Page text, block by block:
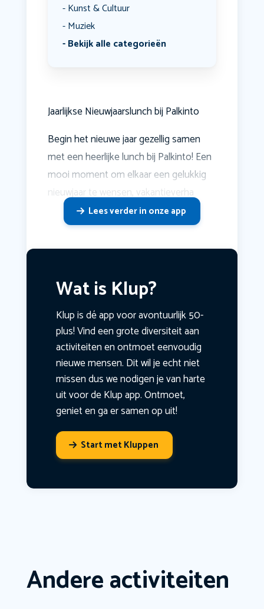
Kunst & Cultuur
Muziek
Bekijk alle categorieën
Jaarlijkse Nieuwjaarslunch bij Palkinto
Begin het nieuwe jaar gezellig samen
met een heerlijke lunch bij Palkinto! Een
mooi moment om elkaar een gelukkig
nieuwjaar te wensen, vakantieverha
Lees verder in onze app
Wat is Klup?
Klup is dé app voor avontuurlijk 50-
plus! Vind een grote diversiteit aan
activiteiten en ontmoet eenvoudig
nieuwe mensen. Dit wil je echt niet
missen dus we nodigen je van harte
uit voor de Klup app. Ontmoet,
geniet en ga er samen op uit!
Start met Kluppen
Andere activiteiten